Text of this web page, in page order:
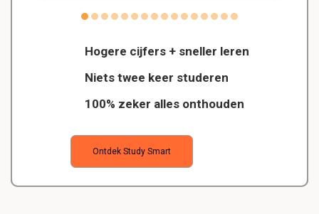
Hogere cijfers + sneller leren
Niets twee keer studeren
100% zeker alles onthouden
Ontdek Study Smart